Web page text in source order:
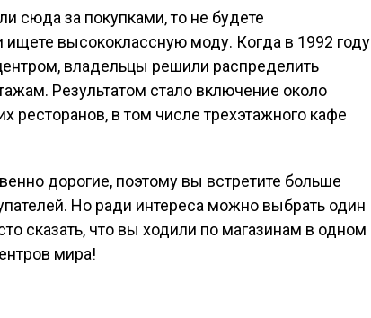
сюда за покупками, то не будете
ищете высококлассную моду. Когда в 1992 году
владельцы решили распределить
Результатом стало включение около
ресторанов, в том числе трехэтажного кафе
дорогие, поэтому вы встретите больше
Но ради интереса можно выбрать один
сказать, что вы ходили по магазинам в одном
мира!